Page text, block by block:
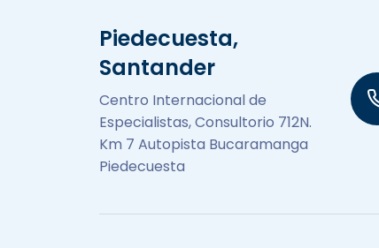
Piedecuesta,
Santander
Centro Internacional de
Especialistas, Consultorio 712N.
Km 7 Autopista Bucaramanga
Piedecuesta